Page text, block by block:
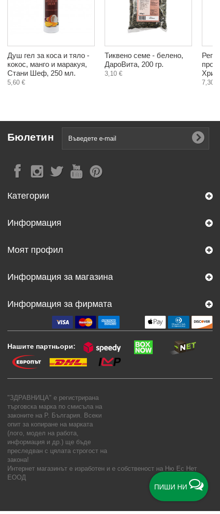
ПИШИ НИ
Душ гел за коса и тяло -
кокос, манго и маракуя,
Стани Шеф, 250 мл.
5,60 €
Тиквено семе - белено,
ДароВита, 200 гр.
3,10 €
7,30 €
Бюлетин
Категории
Информация
Моят профил
Информация за магазина
Информация за фирмата
Нашите партньори:
"ЗДРАВНИЦА" е регистрирана
търговска марка по смисъла на
законите на Р. България. Всеки
опит за копиране на марката
(лого, модел на работа,
информация и др.) ще бъде
преследван с цялата строгост на
закона!
Интернет магазинът е изработен и е собственост на Ню Ес Нет
ЕООД